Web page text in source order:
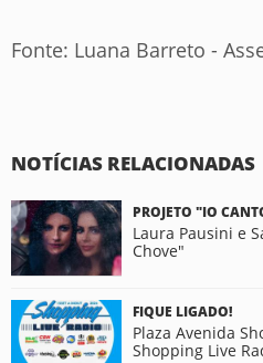
Fonte: Luana Barreto -
NOTÍCIAS RELACIONADAS
PROJETO "IO
Laura Pausini e
Chove"
FIQUE LIGADO!
Plaza Avenida
Shopping Live